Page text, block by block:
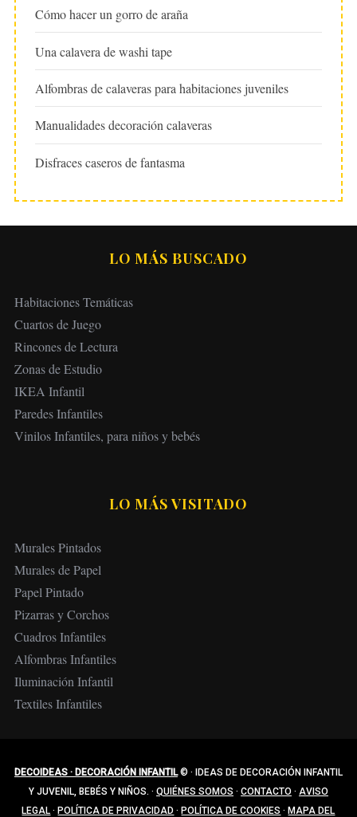
Cómo hacer un gorro de araña
Una calavera de washi tape
Alfombras de calaveras para habitaciones juveniles
Manualidades decoración calaveras
Disfraces caseros de fantasma
LO MÁS BUSCADO
Habitaciones Temáticas
Cuartos de Juego
Rincones de Lectura
Zonas de Estudio
IKEA Infantil
Paredes Infantiles
Vinilos Infantiles, para niños y bebés
LO MÁS VISITADO
Murales Pintados
Murales de Papel
Papel Pintado
Pizarras y Corchos
Cuadros Infantiles
Alfombras Infantiles
Iluminación Infantil
Textiles Infantiles
DECOIDEAS · DECORACIÓN INFANTIL© · IDEAS DE DECORACIÓN INFANTIL
Y JUVENIL, BEBÉS Y NIÑOS. · QUIÉNES SOMOS · CONTACTO · AVISO
LEGAL · POLÍTICA DE PRIVACIDAD · POLÍTICA DE COOKIES · MAPA DEL